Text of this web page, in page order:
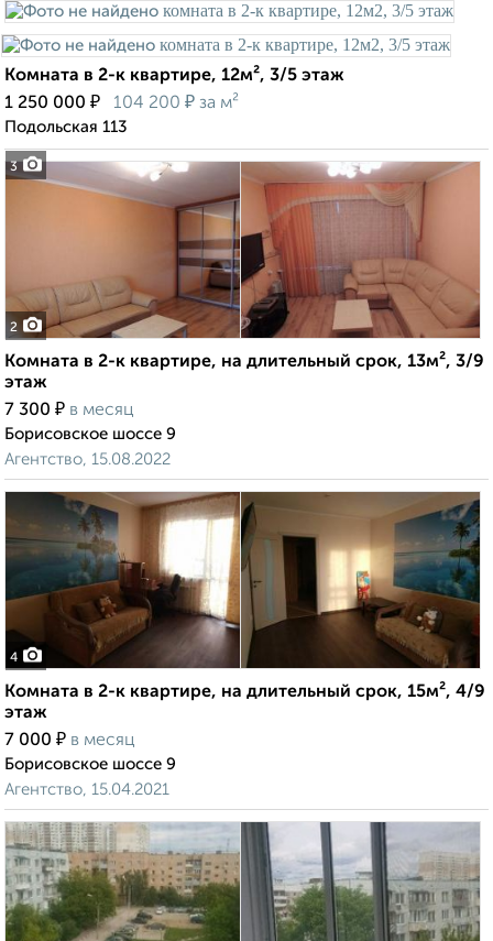
3
Комната в 2-к квартире, 12м², 3/5 этаж
1 250 000 ₽ 104 200 ₽ за м²
Подольская 113
2
Комната в 2-к квартире, на длительный срок, 13м², 3/9
этаж
7 300 ₽ в месяц
Борисовское шоссе 9
Агентство, 15.08.2022
4
Комната в 2-к квартире, на длительный срок, 15м², 4/9
этаж
7 000 ₽ в месяц
Борисовское шоссе 9
Агентство, 15.04.2021